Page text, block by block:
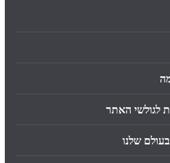
לגולשי האתר
שלנו